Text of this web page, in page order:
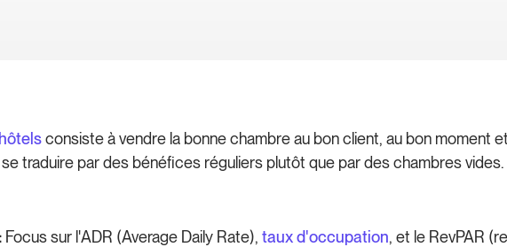
consiste à vendre la bonne chambre au bon client, au bon moment
traduire par des bénéfices réguliers plutôt que par des chambres
Focus sur l'ADR (Average Daily Rate),taux d'occupation, et le RevPAR